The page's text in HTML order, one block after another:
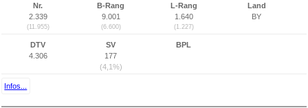
Nr.
2.339
(11.955)
B-Rang
9.001
(6.600)
L-Rang
1.640
(1.227)
Land
BY
DTV
4.306
SV
177
(4,1%)
BPL
Infos...